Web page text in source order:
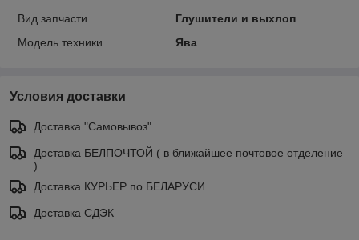
Вид запчасти
Глушители и выхлоп
Модель техники
Ява
Условия доставки
Доставка "Самовывоз"
Доставка БЕЛПОЧТОЙ ( в ближайшее почтовое отделение
)
Доставка КУРЬЕР по БЕЛАРУСИ
Доставка СДЭК